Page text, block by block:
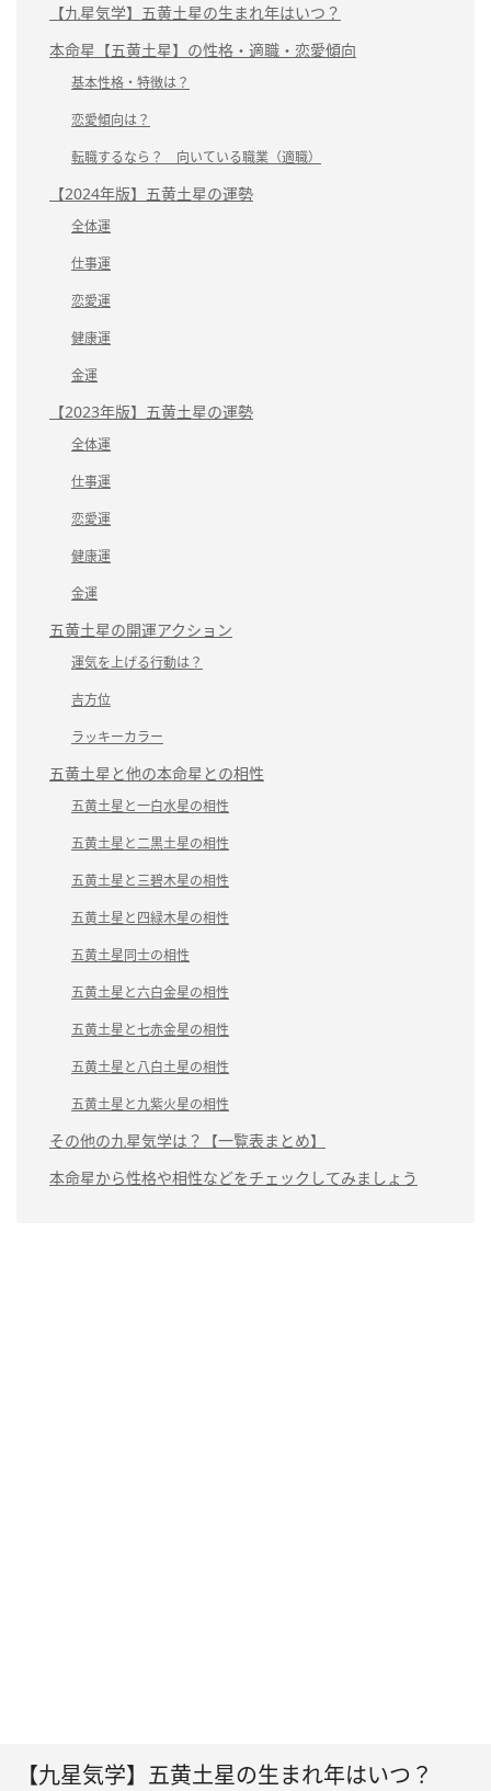
【九星気学】五黄土星の生まれ年はいつ？
本命星【五黄土星】の性格・適職・恋愛傾向
基本性格・特徴は？
恋愛傾向は？
転職するなら？ 向いている職業（適職）
【2024年版】五黄土星の運勢
全体運
仕事運
恋愛運
健康運
金運
【2023年版】五黄土星の運勢
全体運
仕事運
恋愛運
健康運
金運
五黄土星の開運アクション
運気を上げる行動は？
吉方位
ラッキーカラー
五黄土星と他の本命星との相性
五黄土星と一白水星の相性
五黄土星と二黒土星の相性
五黄土星と三碧木星の相性
五黄土星と四緑木星の相性
五黄土星同士の相性
五黄土星と六白金星の相性
五黄土星と七赤金星の相性
五黄土星と八白土星の相性
五黄土星と九紫火星の相性
その他の九星気学は？【一覧表まとめ】
本命星から性格や相性などをチェックしてみましょう
【九星気学】五黄土星の生まれ年はいつ？